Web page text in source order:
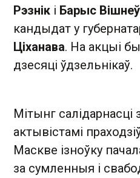
Рэзнік і Барыс
кандыдат у
Ціханава. На акцыі
дзесяці ўдзельнікаў.
Мітынг салідарнасці
актывістамі
Маскве ізноўку
за сумленныя і